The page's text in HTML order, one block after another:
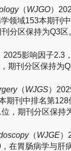
（WJGO）
领域153本期刊
分区保持为Q3区
2025影响因子2.3
期刊分区保持为
（WJGS）
期刊中排名第
，期刊分区保持
（WJGE）
在胃肠病学与肝